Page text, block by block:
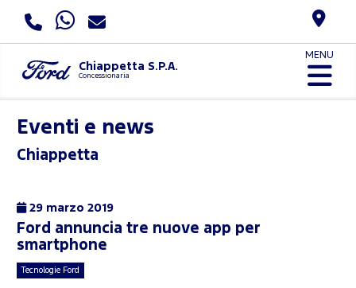
Chiappetta S.P.A.
Concessionaria
MENU
Eventi e news
Chiappetta
29 marzo 2019
Ford annuncia tre nuove app per
smartphone
Tecnologie Ford